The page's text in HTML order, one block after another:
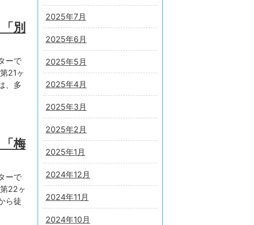
別
ーで
21ヶ
、多
梅
ーで
22ヶ
ら徒
2025年7月
2025年6月
2025年5月
2025年4月
2025年3月
2025年2月
2025年1月
2024年12月
2024年11月
2024年10月